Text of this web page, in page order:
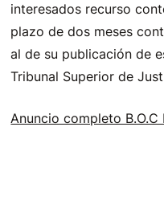
interesados recurso
plazo de dos meses
al de su publicación de
Tribunal Superior de
Anuncio completo B.O.C